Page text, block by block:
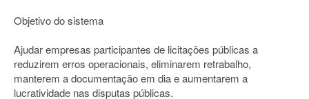
Objetivo do sistema
Ajudar empresas participantes de licitações públicas a
reduzirem erros operacionais, eliminarem retrabalho,
manterem a documentação em dia e aumentarem a
lucratividade nas disputas públicas.